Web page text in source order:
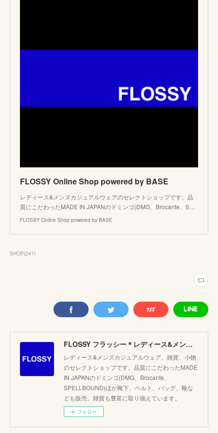
FLOSSY Online Shop powered by BASE
レディース&メンズカジュアルウェアのセレクトショップです。品
質にこだわったMADE IN JAPANのドミンゴ(DMG、Brocante、S…
FLOSSY Online Shop powered by BASE
SHOP(247)
FLOSSY フラッシー＊レディース&メンズカジュアルのセレクトショップ。JAPANブランド他こだわりのアイテムがたくさん！
レディース&メンズカジュアルウェア、雑貨、小物
のセレクトショップです。品質にこだわったMADE
IN JAPANのドミンゴ(DMG、Brocante、
SPELLBOUND)ほか靴下、ベルト、バッグ、靴な
ども販売。雑貨も豊富に取り揃えています。
フォロー